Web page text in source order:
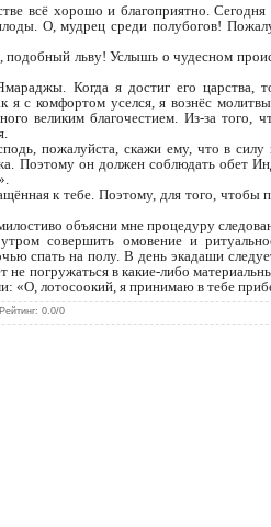
всё хорошо и благоприятно. Сегодня
О, мудрец среди полубогов!
льву! Услышь о чудесном
Когда я достиг его царства,
я с комфортом уселся, я вознёс
великим благочестием. Из-за того,
пожалуйста, скажи ему, что в силу
Поэтому он должен соблюдать обет
к тебе. Поэтому, для того, чтобы
объясни мне процедуру
совершить омовение и
спать на полу. В день экадаши
погружаться в какие-либо
«О, лотосоокий, я принимаю в тебе
Рейтинг: 0.0/0